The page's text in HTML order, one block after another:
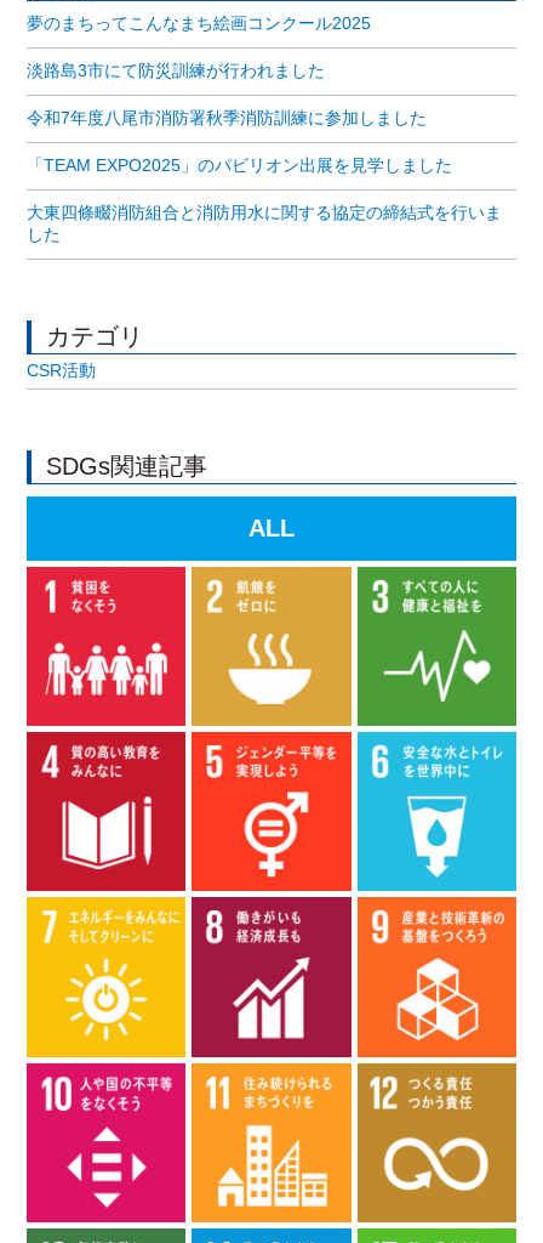
夢のまちってこんなまち絵画コンクール2025
淡路島3市にて防災訓練が行われました
令和7年度八尾市消防署秋季消防訓練に参加しました
「TEAM EXPO2025」のパビリオン出展を見学しました
大東四條畷消防組合と消防用水に関する協定の締結式を行いま
した
カテゴリ
CSR活動
SDGs関連記事
ALL